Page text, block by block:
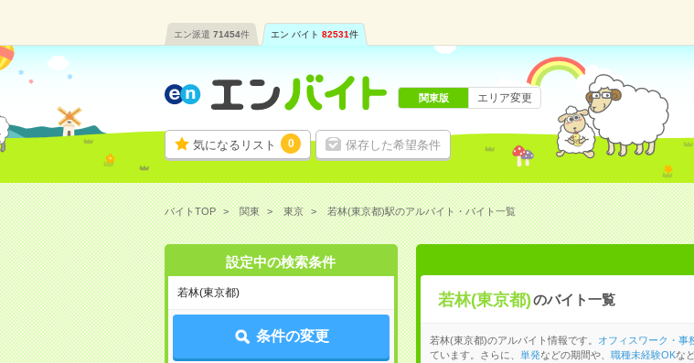
エン派遣 71454件 エン バイト 82531件
気になるリスト 0 保存した希望条件
関東版 エリア変更
バイトTOP 関東 東京 若林(東京都)駅のアルバイト・バイト一覧
設定中の検索条件
若林(東京都)
条件の変更
若林(東京都)のバイト一覧
若林(東京都)のアルバイト情報です。 オフィスワーク・事
ています。さらに、
単発などの期間や、 職種未経験OKな